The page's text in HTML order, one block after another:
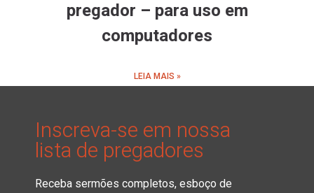
pregador – para uso em
computadores
LEIA MAIS »
Inscreva-se em nossa
lista de pregadores
Receba sermões completos, esboço de